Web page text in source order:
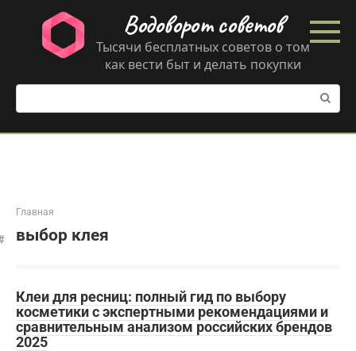
контенту
Водоворот советов
Тысячи бесплатных советов о том
как вести быт и делать покупки
Поиск:
Главная
выбор клея
Клеи для ресниц: полный гид по выбору
косметики с экспертными рекомендациями и
сравнительным анализом российских брендов
2025